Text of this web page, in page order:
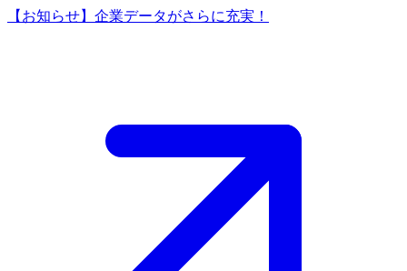
【お知らせ】企業データがさらに充実！